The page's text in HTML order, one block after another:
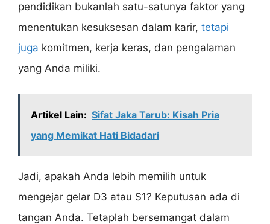
pendidikan bukanlah satu-satunya faktor yang
menentukan kesuksesan dalam karir, tetapi
juga komitmen, kerja keras, dan pengalaman
yang Anda miliki.
Artikel Lain: Sifat Jaka Tarub: Kisah Pria
yang Memikat Hati Bidadari
Jadi, apakah Anda lebih memilih untuk
mengejar gelar D3 atau S1? Keputusan ada di
tangan Anda. Tetaplah bersemangat dalam